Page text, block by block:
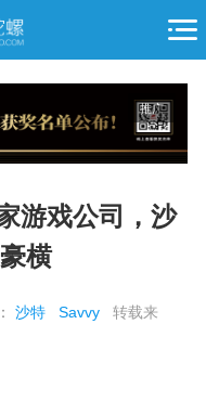
推广
游戏公司，沙
横
沙特 Savvy 转载来